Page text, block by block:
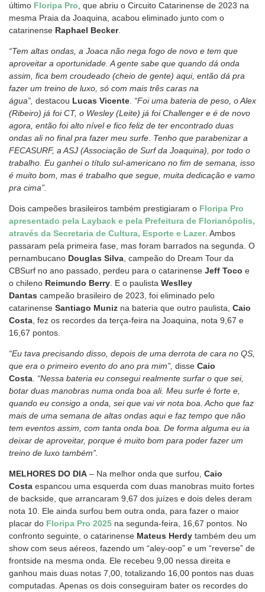
último Floripa Pro, que abriu o Circuito Catarinense de 2023 na
mesma Praia da Joaquina, acabou eliminado junto com o
catarinense Raphael Becker.
“Tem altas ondas, a Joaca não nega fogo de novo e tem que
aproveitar a oportunidade. A gente sabe que quando dá onda
assim, fica bem croudeado (cheio de gente) aqui, então dá pra
fazer um treino de luxo, só com mais três caras na
água”, destacou Lucas Vicente. “Foi uma bateria de peso, o Alex
(Ribeiro) já foi CT, o Wesley (Leite) já foi Challenger e é de novo
agora, então foi alto nível e fico feliz de ter encontrado duas
ondas ali no final pra fazer meu surfe. Tenho que parabenizar a
FECASURF, a ASJ (Associação de Surf da Joaquina), por todo o
trabalho. Eu ganhei o título sul-americano no fim de semana, isso
é muito bom, mas é trabalho que segue, muita dedicação e vamo
pra cima”.
Dois campeões brasileiros também prestigiaram o Floripa Pro
apresentado pela Layback e pela Prefeitura de Florianópolis,
através da Secretaria de Cultura, Esporte e Lazer. Ambos
passaram pela primeira fase, mas foram barrados na segunda. O
pernambucano Douglas Silva, campeão do Dream Tour da
CBSurf no ano passado, perdeu para o catarinense Jeff Toco e
o chileno Reimundo Berry. E o paulista Weslley
Dantas campeão brasileiro de 2023, foi eliminado pelo
catarinense Santiago Muniz na bateria que outro paulista, Caio
Costa, fez os recordes da terça-feira na Joaquina, nota 9,67 e
16,67 pontos.
“Eu tava precisando disso, depois de uma derrota de cara no QS,
que era o primeiro evento do ano pra mim”, disse Caio
Costa. “Nessa bateria eu consegui realmente surfar o que sei,
botar duas manobras numa onda boa ali. Meu surfe é forte e,
quando eu consigo a onda, sei que vai vir nota boa. Acho que faz
mais de uma semana de altas ondas aqui e faz tempo que não
tem eventos assim, com tanta onda boa. De forma alguma eu ia
deixar de aproveitar, porque é muito bom para poder fazer um
treino de luxo também”.
MELHORES DO DIA – Na melhor onda que surfou, Caio
Costa espancou uma esquerda com duas manobras muito fortes
de backside, que arrancaram 9,67 dos juízes e dois deles deram
nota 10. Ele ainda surfou bem outra onda, para fazer o maior
placar do Floripa Pro 2025 na segunda-feira, 16,67 pontos. No
confronto seguinte, o catarinense Mateus Herdy também deu um
show com seus aéreos, fazendo um “aley-oop” e um “reverse” de
frontside na mesma onda. Ele recebeu 9,00 nessa direita e
ganhou mais duas notas 7,00, totalizando 16,00 pontos nas duas
computadas. Apenas os dois conseguiram bater os recordes do